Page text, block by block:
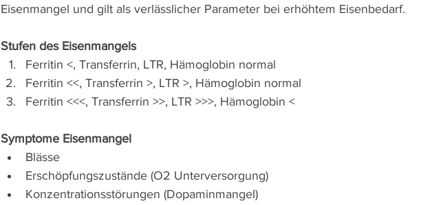
Eisenmangel und gilt als verlässlicher Parameter bei erhöhtem Eisenbedarf.
Stufen des Eisenmangels
Ferritin <, Transferrin, LTR, Hämoglobin normal
Ferritin <<, Transferrin >, LTR >, Hämoglobin normal
Ferritin <<<, Transferrin >>, LTR >>>, Hämoglobin <
Symptome Eisenmangel
Blässe
Erschöpfungszustände (O2 Unterversorgung)
Konzentrationsstörungen (Dopaminmangel)